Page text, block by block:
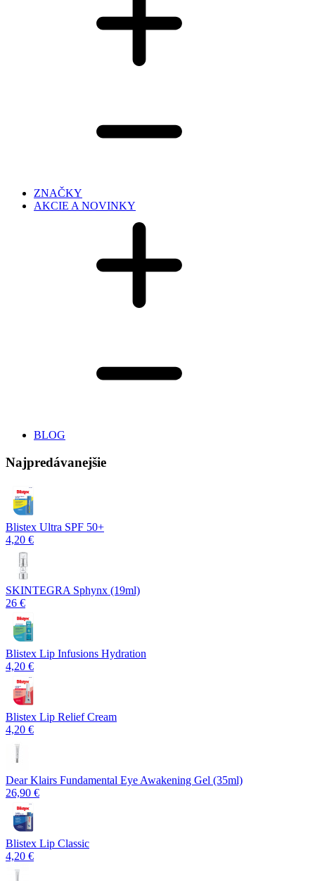
ZNAČKY
AKCIE A NOVINKY
BLOG
Najpredávanejšie
Blistex Ultra SPF 50+
4,20 €
SKINTEGRA Sphynx (19ml)
26 €
Blistex Lip Infusions Hydration
4,20 €
Blistex Lip Relief Cream
4,20 €
Dear Klairs Fundamental Eye Awakening Gel (35ml)
26,90 €
Blistex Lip Classic
4,20 €